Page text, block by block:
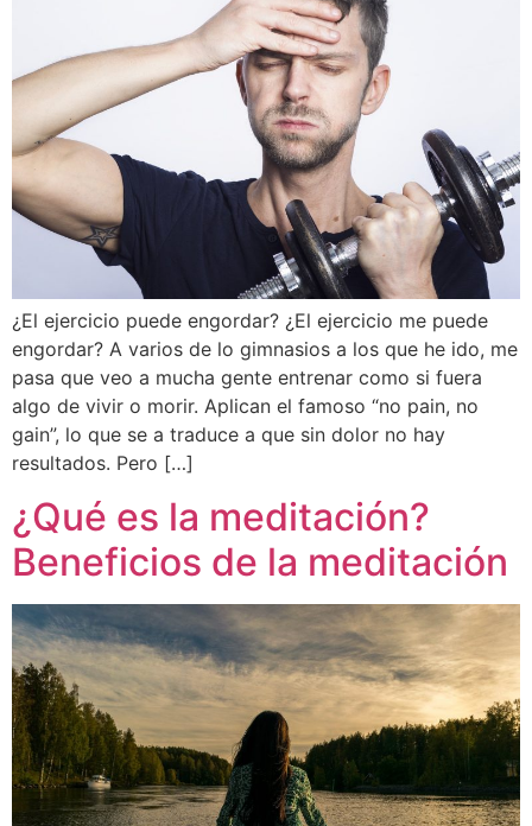
¿El ejercicio puede engordar? ¿El ejercicio me puede
engordar? A varios de lo gimnasios a los que he ido, me
pasa que veo a mucha gente entrenar como si fuera
algo de vivir o morir. Aplican el famoso “no pain, no
gain”, lo que se a traduce a que sin dolor no hay
resultados. Pero […]
¿Qué es la meditación?
Beneficios de la meditación